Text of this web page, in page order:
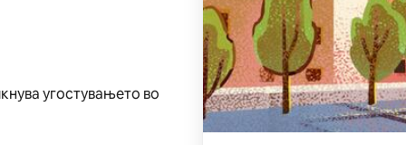
угостувањето во